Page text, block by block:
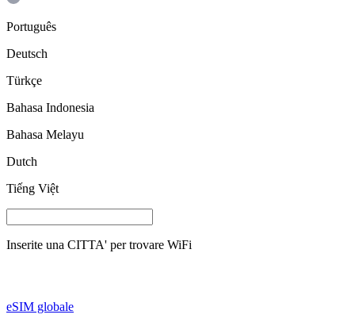
Português
Deutsch
Türkçe
Bahasa Indonesia
Bahasa Melayu
Dutch
Tiếng Việt
Inserite una CITTA' per trovare WiFi
eSIM globale